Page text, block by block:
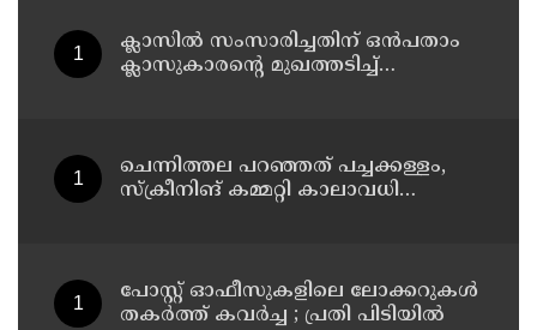
ക്ലാസിൽ സംസാരിച്ചതിന് ഒൻപതാം
ക്ലാസുകാരന്റെ മുഖത്തടിച്ച്
ചെന്നിത്തല പറഞ്ഞത് പച്ചക്കള്ളം,
സ്‌ക്രീനിങ് കമ്മറ്റി കാലാവധി
പോസ്റ്റ് ഓഫീസുകളിലെ ലോക്കറുകൾ
തകർത്ത് കവർച്ച ; പ്രതി പിടിയിൽ